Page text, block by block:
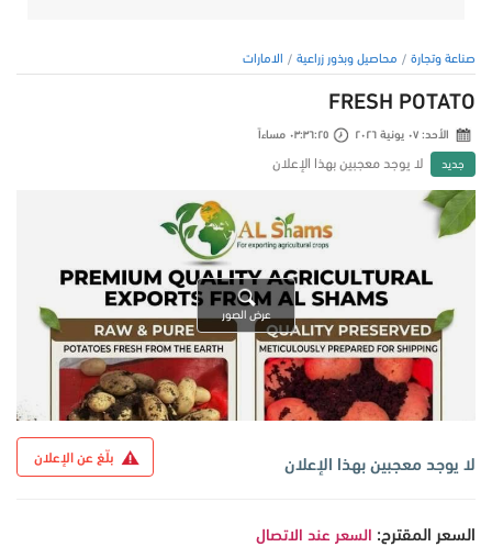
صناعة وتجارة محاصيل وبذور زراعية الامارات
FRESH POTATO
الأحد: ٠٧ يونية ٢٠٢٦ ٠٣:٣٦:٢٥ مساءاً
جديد لا يوجد معجبين بهذا الإعلان
عرض الصور
لا يوجد معجبين بهذا الإعلان بلّغ عن الإعلان
السعر المقترح: السعر عند الاتصال